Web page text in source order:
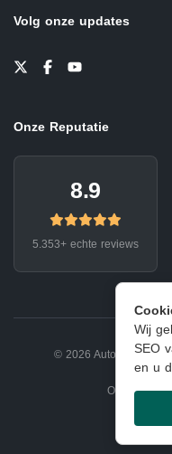
Wij
SEO
en u
Volg onze updates
Onze Reputatie
8.9
5.353+ echte reviews
© 2026 Autobanden
Onderdeel